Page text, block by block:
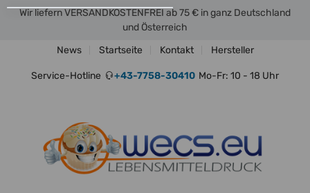
Wir liefern VERSANDKOSTENFREI ab 75 € in ganz Deutschland
und Österreich
News
Startseite Kontakt Hersteller
Service-Hotline +43-7758-30410 Mo-Fr: 10 - 18 Uhr